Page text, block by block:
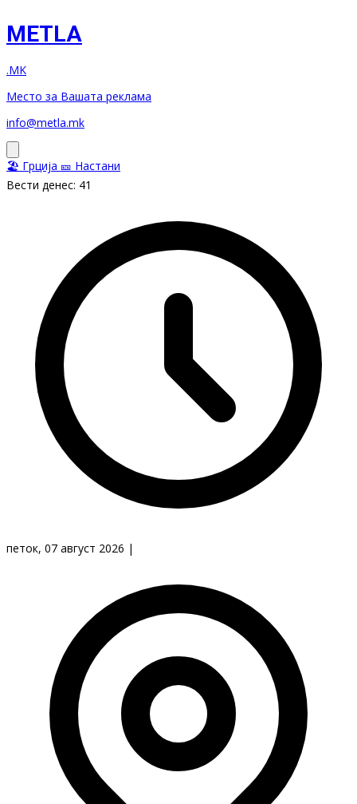
METLA
.MK
Место за Вашата реклама
info@metla.mk
🏖️ Грција 🎫 Настани
Вести денес: 41
петок, 07 август 2026 |